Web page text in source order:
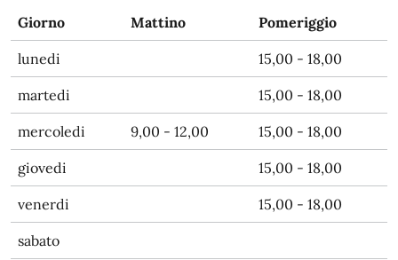
Giorno Mattino Pomeriggio
lunedi 15,00 - 18,00
martedi 15,00 - 18,00
mercoledi 9,00 - 12,00 15,00 - 18,00
giovedi 15,00 - 18,00
venerdi 15,00 - 18,00
sabato